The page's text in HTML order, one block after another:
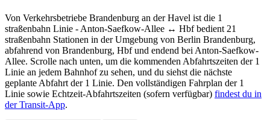
Von Verkehrsbetriebe Brandenburg an der Havel ist die 1
straßenbahn Linie - Anton-Saefkow-Allee ↔︎ Hbf bedient 21
straßenbahn Stationen in der Umgebung von Berlin Brandenburg,
abfahrend von Brandenburg, Hbf und endend bei Anton-Saefkow-
Allee. Scrolle nach unten, um die kommenden Abfahrtszeiten der 1
Linie an jedem Bahnhof zu sehen, und du siehst die nächste
geplante Abfahrt der 1 Linie. Den vollständigen Fahrplan der 1
Linie sowie Echtzeit-Abfahrtszeiten (sofern verfügbar) findest du in
der Transit-App.